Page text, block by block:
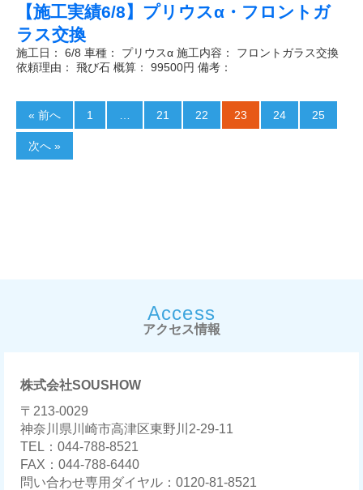
【施工実績6/8】プリウスα・フロントガ
ラス交換
施工日： 6/8 車種： プリウスα 施工内容： フロントガラス交換
依頼理由： 飛び石 概算： 99500円 備考：
« 前へ 1 21 22 23 24 25
次へ »
Access
アクセス情報
株式会社SOUSHOW
〒213-0029
神奈川県川崎市高津区東野川2-29-11
TEL：044-788-8521
FAX：044-788-6440
問い合わせ専用ダイヤル：0120-81-8521